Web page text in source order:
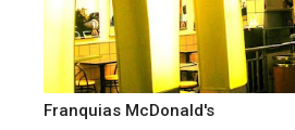
Franquias McDonald's